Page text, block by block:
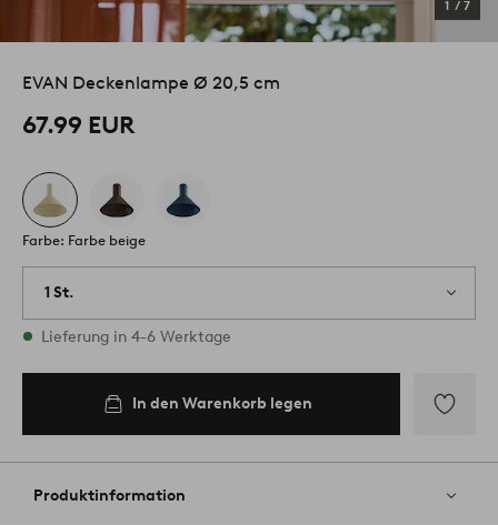
1 / 7
EVAN Deckenlampe Ø 20,5 cm
67.99 EUR
Farbe: Farbe beige
1 St.
Vorrätig
Lieferung in 4-6 Werktage
In den Warenkorb legen
Favoriten
Produktinformation